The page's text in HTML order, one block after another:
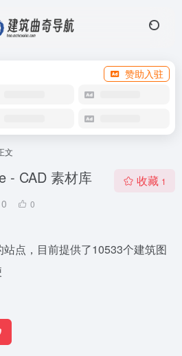
赞助入驻
文
- CAD 素材库
0 0
收藏 1
点，目前提供了10533个建筑图